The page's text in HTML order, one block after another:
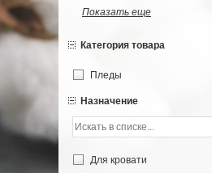
Показать еще
Категория товара
Пледы
Назначение
Для кровати